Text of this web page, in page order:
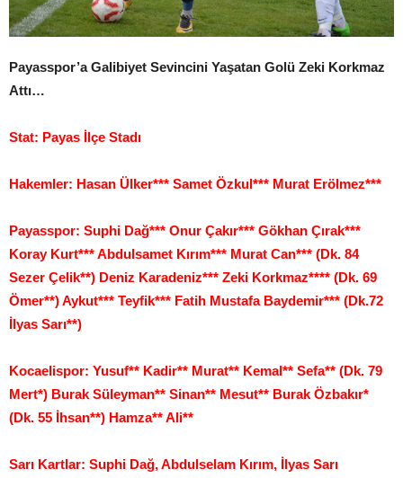
Payasspor’a Galibiyet Sevincini Yaşatan Golü Zeki Korkmaz
Attı…
Stat: Payas İlçe Stadı
Hakemler: Hasan Ülker*** Samet Özkul*** Murat Erölmez***
Payasspor: Suphi Dağ*** Onur Çakır*** Gökhan Çırak***
Koray Kurt*** Abdulsamet Kırım*** Murat Can*** (Dk. 84
Sezer Çelik**) Deniz Karadeniz*** Zeki Korkmaz**** (Dk. 69
Ömer**) Aykut*** Teyfik*** Fatih Mustafa Baydemir*** (Dk.72
İlyas Sarı**)
Kocaelispor: Yusuf** Kadir** Murat** Kemal** Sefa** (Dk. 79
Mert*) Burak Süleyman** Sinan** Mesut** Burak Özbakır*
(Dk. 55 İhsan**) Hamza** Ali**
Sarı Kartlar: Suphi Dağ, Abdulselam Kırım, İlyas Sarı